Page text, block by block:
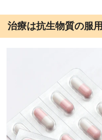
治療は抗生物質の服用